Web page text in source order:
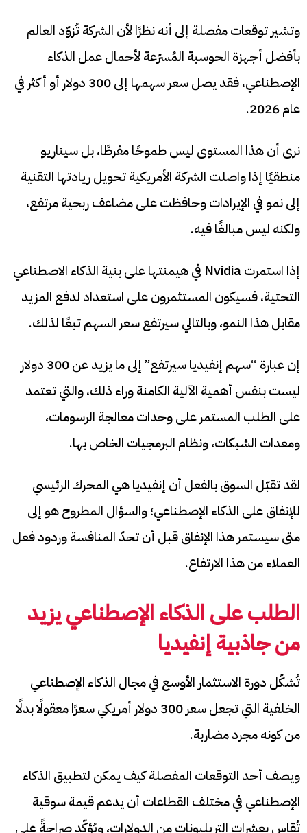
وتشير توقعات مفصلة إلى أنه نظرًا لأن الشركة تُزوّد ​​العالم
بأفضل أجهزة الحوسبة المُسرّعة لأحمال عمل الذكاء
الإصطناعي، فقد يصل سعر سهمها إلى 300 دولار أو أكثر في
عام 2026.
نرى أن هذا المستوى ليس طموحًا مفرطًا، بل سيناريو
منطقيًا إذا واصلت الشركة الأمريكية تحويل ريادتها التقنية
إلى نمو في الإيرادات وحافظت على مضاعف ربحية مرتفع،
ولكنه ليس مبالغًا فيه.
إذا استمرت Nvidia في هيمنتها على بنية الذكاء الاصطناعي
التحتية، فسيكون المستثمرون على استعداد لدفع المزيد
مقابل هذا النمو، وبالتالي سيرتفع سعر السهم تبعًا لذلك.
إن عبارة “سهم إنفيديا سيرتفع” إلى ما يزيد عن 300 دولار
ليست بنفس أهمية الآلية الكامنة وراء ذلك، والتي تعتمد
على الطلب المستمر على وحدات معالجة الرسومات،
ومعدات الشبكات، ونظام البرمجيات الخاص بها.
لقد تقبّل السوق بالفعل أن إنفيديا هي المحرك الرئيسي
للإنفاق على الذكاء الإصطناعي؛ والسؤال المطروح هو إلى
متى سيستمر هذا الإنفاق قبل أن تحدّ المنافسة وردود فعل
العملاء من هذا الارتفاع.
الطلب على الذكاء الإصطناعي يزيد
من جاذبية إنفيديا
تُشكّل دورة الاستثمار الأوسع في مجال الذكاء الإصطناعي
الخلفية التي تجعل سعر 300 دولار أمريكي سعرًا معقولًا بدلًا
من كونه مجرد مضاربة.
ويصف أحد التوقعات المفصلة كيف يمكن لتطبيق الذكاء
الإصطناعي في مختلف القطاعات أن يدعم قيمة سوقية
تُقاس بعشرات التريليونات من الدولارات، ويُؤكّد صراحةً على